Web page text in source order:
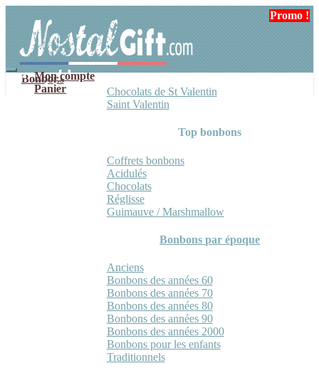
navigation
contenu
Mon compte
Panier
Bonbons
Chocolats de St Valentin
Saint Valentin
Top bonbons
Coffrets bonbons
Acidulés
Chocolats
Réglisse
Guimauve / Marshmallow
Bonbons par époque
Anciens
Bonbons des années 60
Bonbons des années 70
Bonbons des années 80
Bonbons des années 90
Bonbons des années 2000
Bonbons pour les enfants
Traditionnels
Promo !
Promo !